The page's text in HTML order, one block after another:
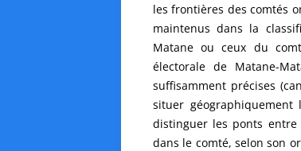
les frontières des comtés
maintenus dans la
Matane ou ceux du
électorale de Matane-
suffisamment précises
situer
distinguer les ponts
dans le comté, selon son